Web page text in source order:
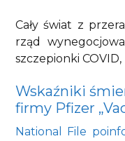
Cały świat z
rząd
szczepionki
Wskaźniki
firmy Pfizer
National File